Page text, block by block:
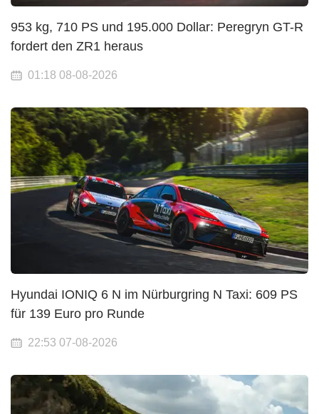
953 kg, 710 PS und 195.000 Dollar: Peregryn GT-R
fordert den ZR1 heraus
01:18 08-08-2026
Hyundai IONIQ 6 N im Nürburgring N Taxi: 609 PS
für 139 Euro pro Runde
22:53 07-08-2026